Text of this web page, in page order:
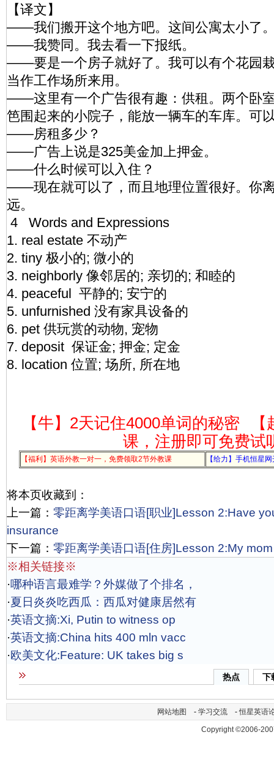
【译文】
——我们搬开这个地方吧。这间公寓太小了
——我赞同。我去看一下报纸。
——要是一个房子就好了。我可以有个花园
当作工作场所来用。
——这里有一个广告很有趣：供租。两个卧
笆围起来的小院子，能放一辆车的车库。可
——房租多少？
——广告上说是325美金加上押金。
——什么时候可以入住？
——现在就可以了，而且地理位置很好。你
远。
4 Words and Expressions
1. real estate 不动产
2. tiny 极小的; 微小的
3. neighborly 像邻居的; 亲切的; 和睦的
4. peaceful 平静的; 安宁的
5. unfurnished 没有家具设备的
6. pet 供玩赏的动物, 宠物
7. deposit 保证金; 押金; 定金
8. location 位置; 场所, 所在地
【牛】2天记住4000单词的秘密
课，注册即可免费试
【福利】英语外教一对一，免费领取2节外教课 【给力】手机恒星
将本页收藏到：
上一篇： 零距离学美语口语[职业]Lesson 2:Have
insurance
下一篇： 零距离学美语口语[住房]Lesson 2:My
※相关链接※
·哪种语言最难学？外媒做了个排名，
·夏日炎炎吃西瓜：西瓜对健康居然有
·英语文摘:Xi, Putin to witness op
·英语文摘:China hits 400 mln vacc
·欧美文化:Feature: UK takes big s
热点 下
网站地图 - 学习交流 -恒星英语
Copyright ©2006-